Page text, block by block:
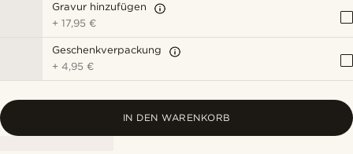
Gravur hinzufügen
+17,95 €
Geschenkverpackung
+4,95 €
IN DEN WARENKORB